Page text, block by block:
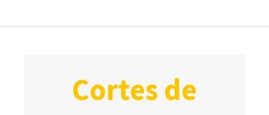
cortes de